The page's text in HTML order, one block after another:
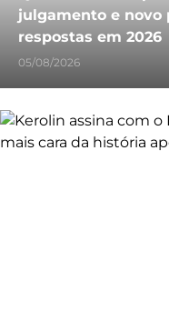
julgamento e novo
respostas em 2026
05/08/2026